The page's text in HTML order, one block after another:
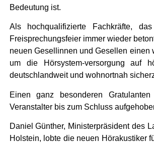
Bedeutung ist.
Als hochqualifizierte Fachkräfte,
Freisprechungsfeier immer wieder
neuen Gesellinnen und Gesellen einen
um die Hörsystem-versorgung auf
deutschlandweit und wohnortnah
Einen ganz besonderen
Veranstalter bis zum Schluss
Daniel Günther, Ministerpräsident des
Holstein, lobte die neuen Hörakustiker